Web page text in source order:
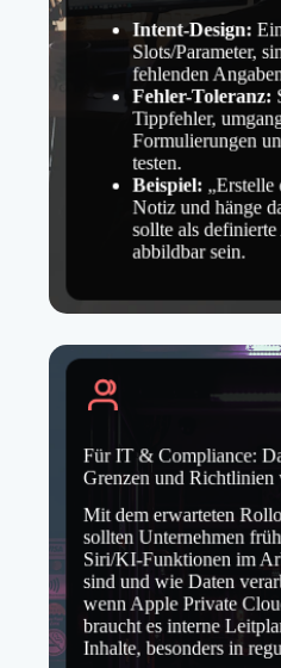
Intent-Design:
Slots/Parameter,
fehlenden
Fehler-Toleranz:
Tippfehler,
Formulierungen
testen.
Beispiel: „Erstelle
Notiz und hänge
sollte als
abbildbar sein.
Für IT & Compliance:
Grenzen und Richtlinien
Mit dem erwarteten
sollten Unternehmen
Siri/KI-Funktionen im
sind und wie Daten
wenn Apple Private
braucht es interne
Inhalte, besonders in